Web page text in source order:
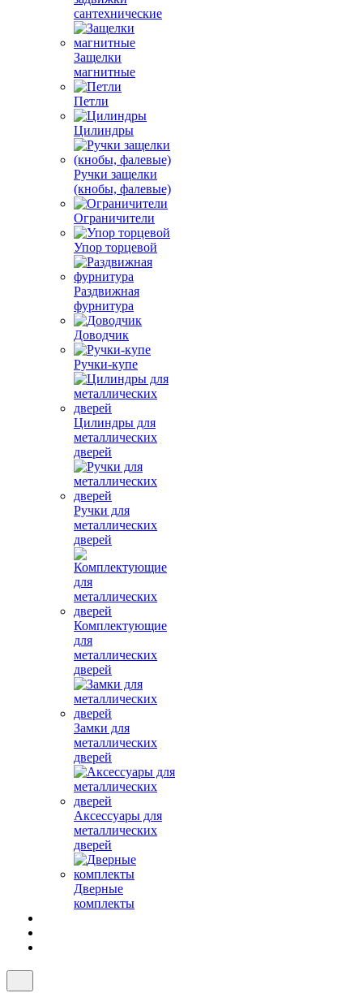
сантехнические
Защелки
магнитные
Петли
Цилиндры
Ручки защелки
(кнобы, фалевые)
Ограничители
Упор торцевой
Раздвижная
фурнитура
Доводчик
Ручки-купе
Цилиндры для
металлических
дверей
Ручки для
металлических
дверей
Комплектующие
для
металлических
дверей
Замки для
металлических
дверей
Аксессуары для
металлических
дверей
Дверные
комплекты